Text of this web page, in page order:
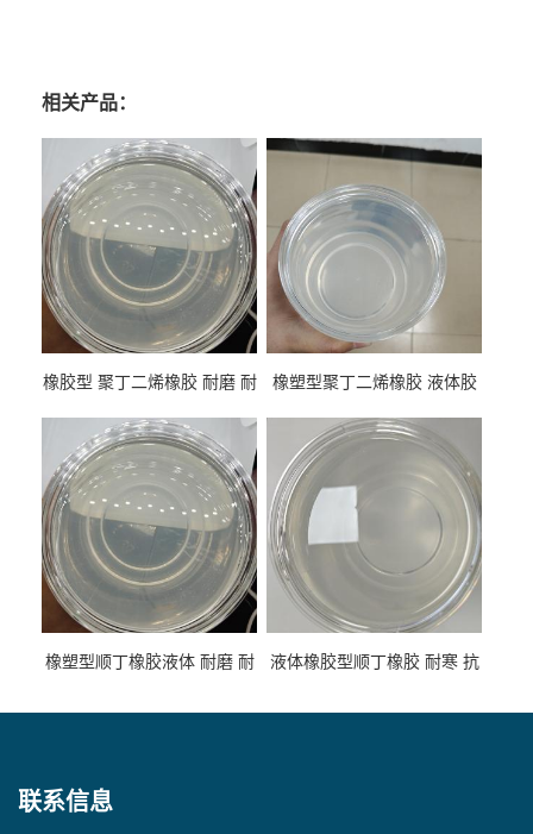
相关产品：
橡胶型 聚丁二烯橡胶 耐磨 耐
性
橡塑型聚丁二烯橡胶 液体胶
专用
橡塑型顺丁橡胶液体 耐磨 耐
液体橡胶型顺丁橡胶 耐寒 抗
联系信息